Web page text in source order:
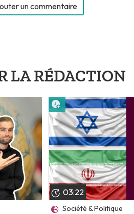
un commentaire
LA RÉDACTION
03:22
Société & Politique
Lire plus tard